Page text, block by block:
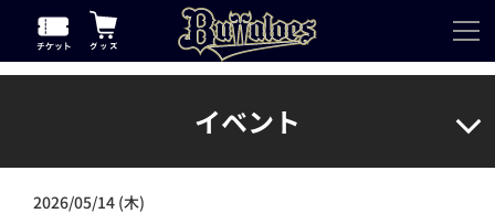
イベント
2026/05/14 (木)